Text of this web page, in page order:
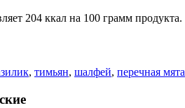
204 ккал на 100 грамм продукта.
, тимьян, шалфей, перечная мята